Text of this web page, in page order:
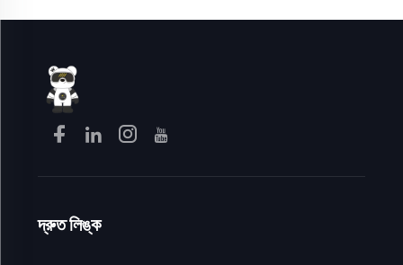
দ্রুত লিঙ্ক